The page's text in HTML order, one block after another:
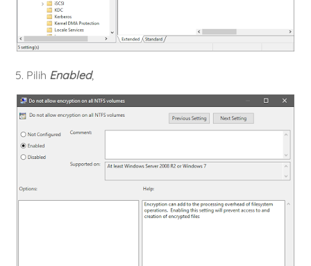
5. Pilih Enabled,